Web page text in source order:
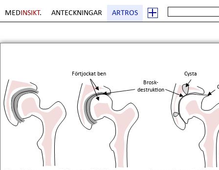
MED INSIKT. ANTECKNINGAR ARTROS
Brosk-
destruktion
Förtjockat ben Cysta